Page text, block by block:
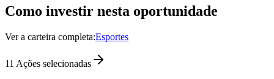
Como investir nesta oportunidade
Ver a carteira completa:Esportes
11 Ações selecionadas